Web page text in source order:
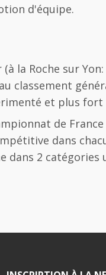
d'équipe.
la Roche sur
classement
et plus fort
de
dans
dans 2